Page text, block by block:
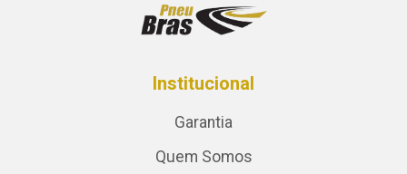
Institucional
Garantia
Quem Somos